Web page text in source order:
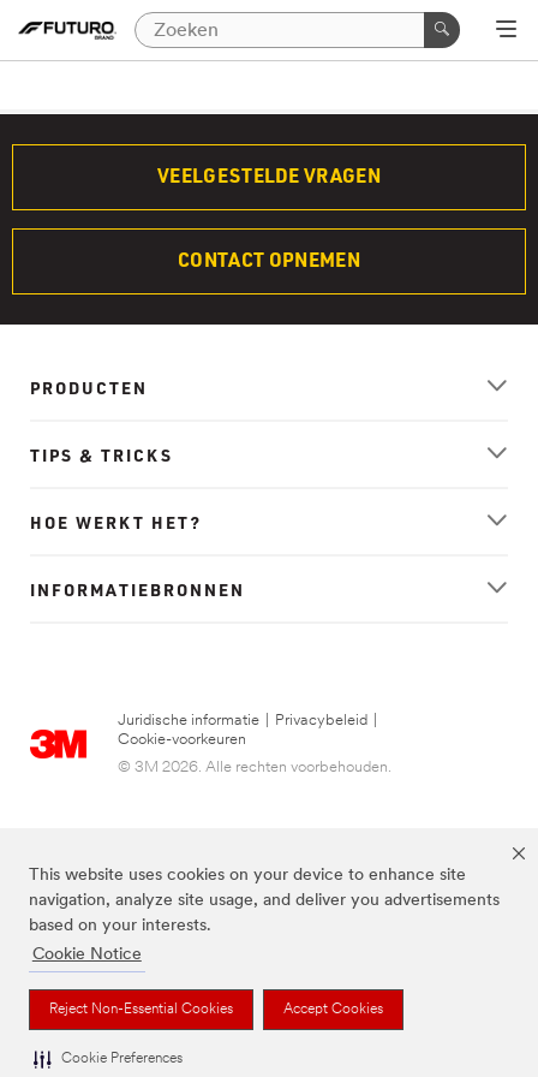
This website uses cookies on your device to enhance site
navigation, analyze site usage, and deliver you advertisements
based on your interests.
Cookie Notice
Reject Non-Essential Cookies Accept Cookies
Cookie Preferences
VEELGESTELDE VRAGEN
CONTACT OPNEMEN
PRODUCTEN
TIPS & TRICKS
HOE WERKT HET?
INFORMATIEBRONNEN
Juridische informatie Privacybeleid
Cookie-voorkeuren
© 3M 2026. Alle rechten voorbehouden.
FUTURO is een handelsmerk van 3M.